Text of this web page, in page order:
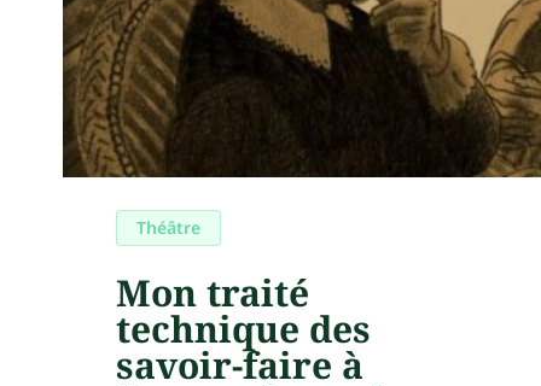
Théâtre
Mon traité
technique des
savoir-faire à